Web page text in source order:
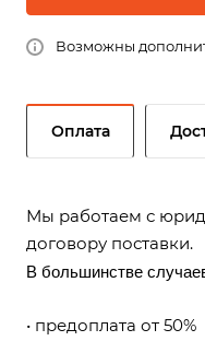
Возможны
Оплата
Мы работаем с
договору поставки.
В большинстве
• предоплата от 50%